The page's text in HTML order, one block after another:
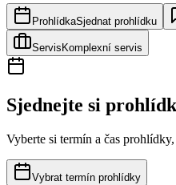
ProhlídkaSjednat prohlídku
Servis Komplexní servis
Sjednejte si
Vyberte si termín a čas
Vybrat termín prohlídky